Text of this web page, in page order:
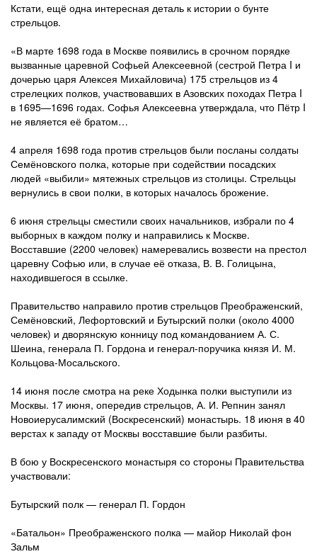
Кстати, ещё одна интересная деталь к истории о бунте
стрельцов.
«В марте 1698 года в Москве появились в срочном порядке
вызванные царевной Софьей Алексеевной (сестрой Петра I и
дочерью царя Алексея Михайловича) 175 стрельцов из 4
стрелецких полков, участвовавших в Азовских походах Петра I
в 1695—1696 годах. Софья Алексеевна утверждала, что Пётр I
не является её братом…
4 апреля 1698 года против стрельцов были посланы солдаты
Семёновского полка, которые при содействии посадских
людей «выбили» мятежных стрельцов из столицы. Стрельцы
вернулись в свои полки, в которых началось брожение.
6 июня стрельцы сместили своих начальников, избрали по 4
выборных в каждом полку и направились к Москве.
Восставшие (2200 человек) намеревались возвести на престол
царевну Софью или, в случае её отказа, В. В. Голицына,
находившегося в ссылке.
Правительство направило против стрельцов Преображенский,
Семёновский, Лефортовский и Бутырский полки (около 4000
человек) и дворянскую конницу под командованием А. С.
Шеина, генерала П. Гордона и генерал-поручика князя И. М.
Кольцова-Мосальского.
14 июня после смотра на реке Ходынка полки выступили из
Москвы. 17 июня, опередив стрельцов, А. И. Репнин занял
Новоиерусалимский (Воскресенский) монастырь. 18 июня в 40
верстах к западу от Москвы восставшие были разбиты.
В бою у Воскресенского монастыря со стороны Правительства
участвовали:
Бутырский полк — генерал П. Гордон
«Батальон» Преображенского полка — майор Николай фон
Зальм